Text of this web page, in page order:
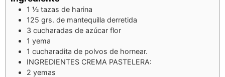
1 ½ tazas de harina
125 grs. de mantequilla derretida
3 cucharadas de azúcar flor
1 yema
1 cucharadita de polvos de hornear.
INGREDIENTES CREMA PASTELERA:
2 yemas